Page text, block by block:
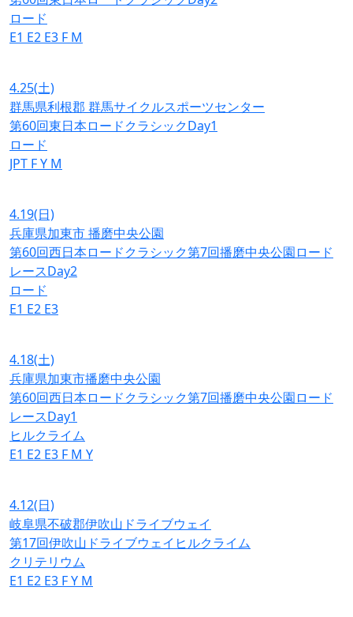
ロード
E1 E2 E3 F M
4.25(土)
群馬県利根郡 群馬サイクルスポーツセンター
第60回東日本ロードクラシックDay1
ロード
JPT FY M
4.19(日)
兵庫県加東市 播磨中央公園
第60回西日本ロードクラシック第7回播磨中央公園ロード
レースDay2
ロード
E1 E2 E3
4.18(土)
兵庫県加東市播磨中央公園
第60回西日本ロードクラシック第7回播磨中央公園ロード
レースDay1
ヒルクライム
E1 E2 E3 F M Y
4.12(日)
岐阜県不破郡伊吹山ドライブウェイ
第17回伊吹山ドライブウェイヒルクライム
クリテリウム
E1 E2 E3 FY M